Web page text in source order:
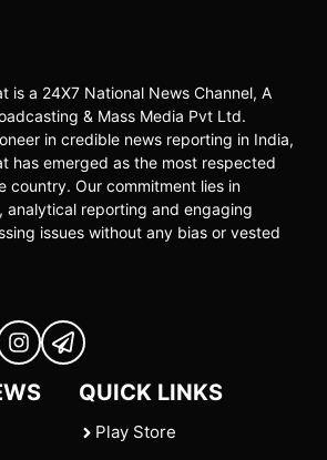
is a 24X7 National News Channel, A
& Mass Media Pvt Ltd.
in credible news reporting in India,
has emerged as the most respected
country. Our commitment lies in
analytical reporting and engaging
issues without any bias or vested
QUICK LINKS
Play Store